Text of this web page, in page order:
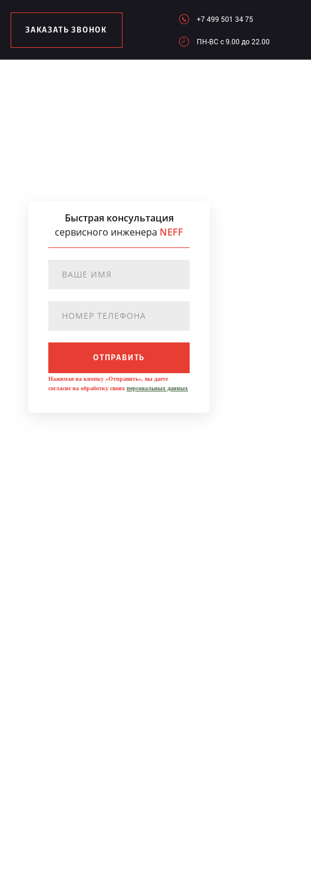
ЗАКАЗАТЬ ЗВОНОК
+7 499 501 34 75
ПН-ВC c 9.00 до 22.00
Быстрая консультация
сервисного инженера NEFF
ОТПРАВИТЬ
Нажимая на кнопку «Отправить», вы даете
согласие на обработку своих персональных данных